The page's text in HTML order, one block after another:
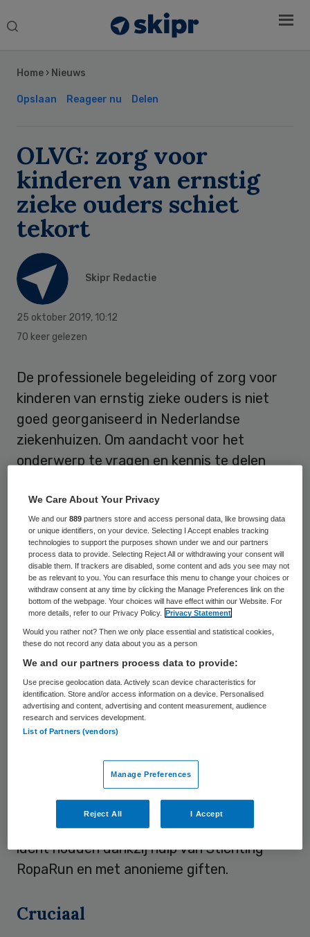
Search
Home › Nieuws
Opslaan Reageer nu Delen
OLVG: zorg voor
kinderen van ernstig
zieke ouders schiet
tekort
Skipr Redactie
25 oktober 2019, 10:12
70 keer gelezen
De professionele begeleiding of zorg voor
kinderen van ernstig zieke ouders is niet
goed georganiseerd in Nederlandse
ziekenhuizen. Om aandacht voor het
onderwerp te vragen en kennis te delen
Douwes Centrum op 31 oktober een
symposium over dit onderwerp.
Als een van de ouders ongeneeslijk ziek
blijkt te zijn, is de impact op het gezin
enorm. Toch zijn begeleiding van en zorg
voor de betrokken kinderen niet goed
geregeld. Zo wordt de zorg vanuit het
ziekenhuis aan kinderen van ongeneeslijk
zieke ouders niet vergoed.
Kinderpsychologen en deskundigen van
OLVG pleiten ervoor dat gezinnen minimaal
het ziekenhuis krijgen. Met als doel advies
te geven aan ouders en een beeld te krijgen
wat er mogelijk al speelt in het gezin. Het
OLVG kan deze dienstverlening alleen in de
lucht houden dankzij hulp van Stichting
RopaRun en met anonieme giften.
Cruciaal
Sidebar
We Care About Your Privacy
We and our889 partners store and access personal data, like browsing data
or unique identifiers, on your device. Selecting I Accept enables tracking
technologies to support the purposes shown under we and our partners
process data to provide. Selecting Reject All or withdrawing your consent will
disable them. If trackers are disabled, some content and ads you see may not
be as relevant to you. You can resurface this menu to change your choices or
withdraw consent at any time by clicking the Manage Preferences link on the
bottom of the webpage. Your choices will have effect within our Website. For
more details, refer to our Privacy Policy.
Privacy Statement
Would you rather not? Then we only place essential and statistical cookies,
these do not record any data about you as a person
We and our partners process data to provide:
Use precise geolocation data. Actively scan device characteristics for
identification. Store and/or access information on a device. Personalised
advertising and content, advertising and content measurement, audience
research and services development.
List of Partners (vendors)
Manage Preferences
Reject All I Accept